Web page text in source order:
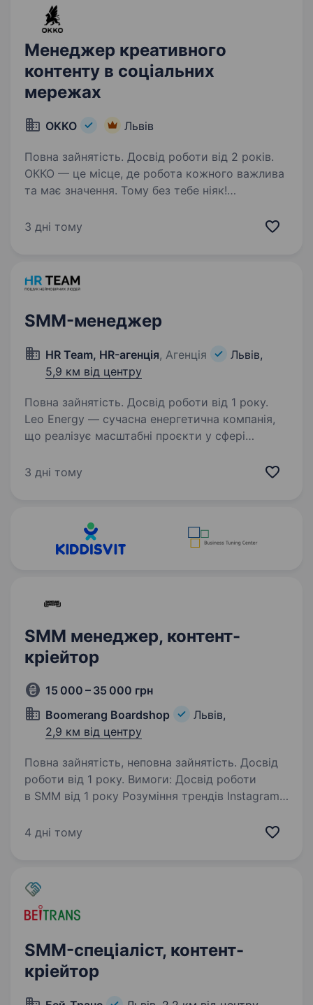
Менеджер креативного
контенту в соціальних
мережах
OKKO Львів
Повна зайнятість. Досвід роботи від 2 років.
ОККО — це місце, де робота кожного важлива
та має значення. Тому без тебе ніяк!
надійний тил нашої країни разом! Шукаємо
3 дні тому
SMM-менеджер
HR Team, HR-агенція, Агенція
Львів,
5,9 км від центру
Повна зайнятість. Досвід роботи від 1 року.
Leo Energy — сучасна енергетична компанія,
що реалізує масштабні проєкти у сфері
та електротехнічних рішень. Ми працюємо
3 дні тому
SMM менеджер, контент-
кріейтор
15 000 – 35 000 грн
Boomerang Boardshop
Львів,
2,9 км від центру
Повна зайнятість, неповна зайнятість. Досвід
роботи від 1 року. Вимоги: Досвід роботи
в SMM від 1 року Розуміння трендів Instagram /
контент-план Базові навички фото-
4 дні тому
SMM-спеціаліст, контент-
кріейтор